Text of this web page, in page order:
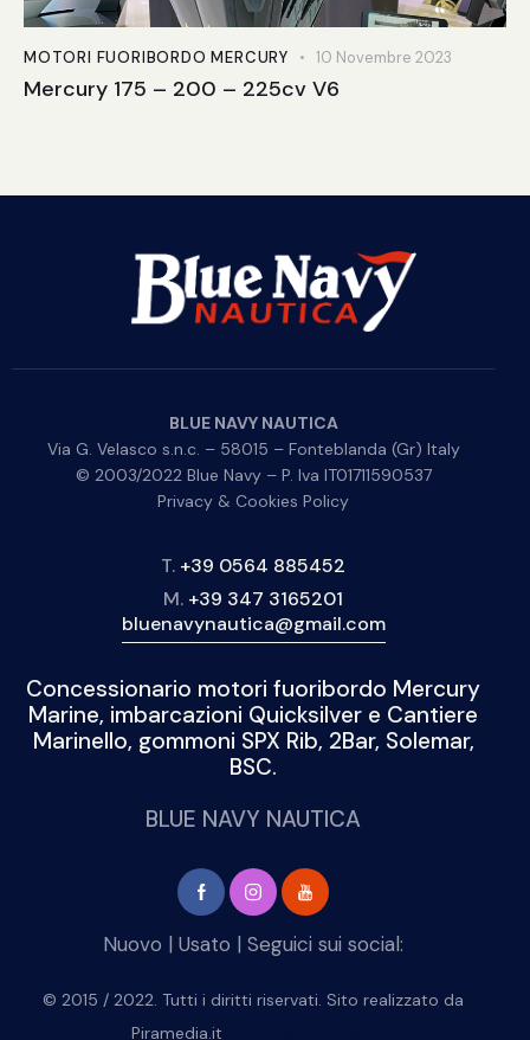
MOTORI FUORIBORDO MERCURY 10 Novembre 2023
Mercury 175 – 200 – 225cv V6
BLUE NAVY NAUTICA
Via G. Velasco s.n.c. – 58015 – Fonteblanda (Gr) Italy
© 2003/2022 Blue Navy – P. Iva IT01711590537
Privacy & Cookies Policy
T. +39 0564 885452
M. +39 347 3165201
bluenavynautica@gmail.com
Concessionario motori fuoribordo Mercury
Marine, imbarcazioni Quicksilver e Cantiere
Marinello, gommoni SPX Rib, 2Bar, Solemar,
BSC.
BLUE NAVY NAUTICA
© 2015 / 2022. Tutti i diritti riservati. Sito realizzato da
Piramedia.it
Nuovo | Usato | Seguici sui social: